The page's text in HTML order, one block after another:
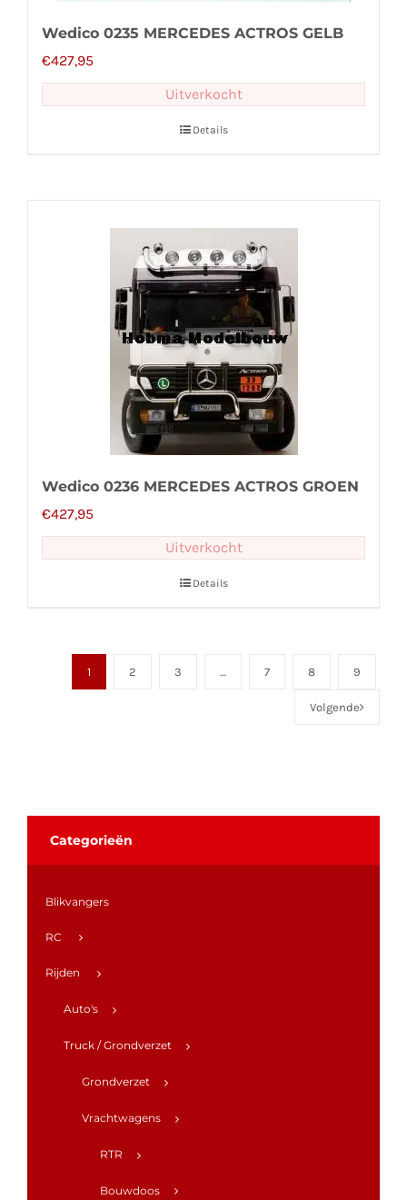
Wedico 0235 MERCEDES ACTROS GELB
€427,95
Uitverkocht
Details
Wedico 0236 MERCEDES ACTROS GROEN
€427,95
Uitverkocht
Details
1 2 3 … 7 8 9
Volgende
Categorieën
Blikvangers
RC
Rijden
Auto's
Truck / Grondverzet
Grondverzet
Vrachtwagens
RTR
Bouwdoos